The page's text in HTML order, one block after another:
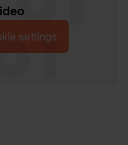
settings